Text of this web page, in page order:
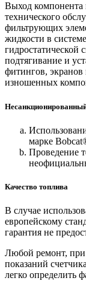
Выход компонента
технического
фильтрующих
жидкости в
гидростатической
подтягивание и
фитингов,
изношенных
марке
Проведение
Качество топлива
В случае
европейскому
гарантия не
Любой ремонт, при
показаний
легко определить